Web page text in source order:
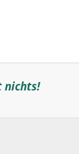
nichts!